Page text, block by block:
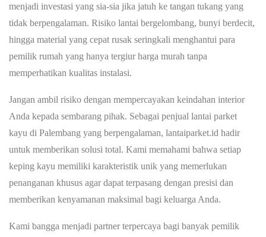
menjadi investasi yang sia-sia jika jatuh ke tangan tukang yang
tidak berpengalaman. Risiko lantai bergelombang, bunyi berdecit,
hingga material yang cepat rusak seringkali menghantui para
pemilik rumah yang hanya tergiur harga murah tanpa
memperhatikan kualitas instalasi.
Jangan ambil risiko dengan mempercayakan keindahan interior
Anda kepada sembarang pihak. Sebagai penjual lantai parket
kayu di Palembang yang berpengalaman, lantaiparket.id hadir
untuk memberikan solusi total. Kami memahami bahwa setiap
keping kayu memiliki karakteristik unik yang memerlukan
penanganan khusus agar dapat terpasang dengan presisi dan
memberikan kenyamanan maksimal bagi keluarga Anda.
Kami bangga menjadi partner terpercaya bagi banyak pemilik